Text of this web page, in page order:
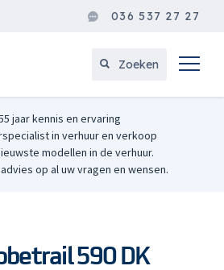
Zoeken
036 537 27 27
jaar kennis en ervaring
in verhuur en verkoop
modellen in de verhuur.
op al uw vragen en wensen.
590 DK